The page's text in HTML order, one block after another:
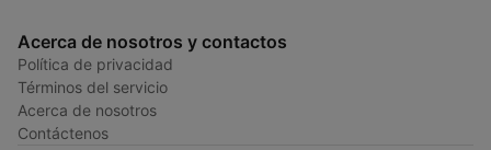
Acerca de nosotros y contactos
Política de privacidad
Términos del servicio
Acerca de nosotros
Contáctenos